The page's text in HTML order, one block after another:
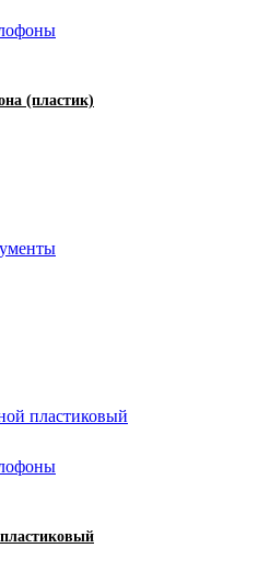
(пластик)